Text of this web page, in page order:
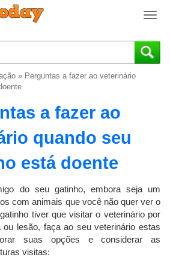
T
g
g
i
o
n
» Perguntas a fazer ao veterinário
a fazer ao
quando seu
está doente
do seu gatinho, embora seja um
com animais que você não quer ver o
tiver que visitar o veterinário por
lesão, faça ao seu veterinário estas
suas opções e considerar as
visitas: